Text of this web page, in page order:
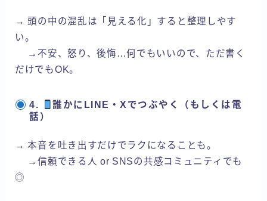
→ 頭の中の混乱は「見える化」すると整理しやす
い。
→不安、怒り、後悔…何でもいいので、ただ書く
だけでもOK。
4.
誰かにLINE・Xでつぶやく（もしくは電
話）
→ 本音を吐き出すだけでラクになることも。
→信頼できる人 or SNSの共感コミュニティでも
◎